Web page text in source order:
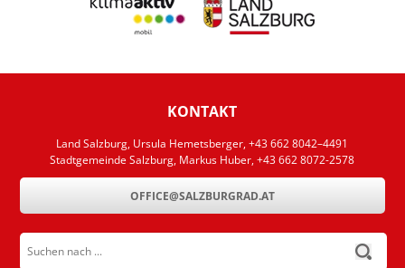
KONTAKT
Land Salzburg, Ursula Hemetsberger, +43 662 8042–4491
Stadtgemeinde Salzburg, Markus Huber, +43 662 8072-2578
OFFICE@SALZBURGRAD.AT
Suchen nach ...
submit